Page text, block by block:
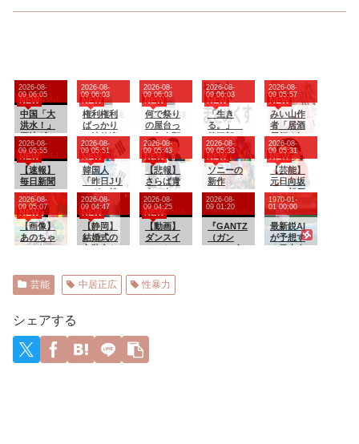
中国「大
洪水！」
三峡ダム
「決壊危
機」台風
13号「三
峡直撃確
定」日本
「最も強
い勢力で
接近！
（伊勢湾
「中国本
土でぶつ
（前代未
聞」→
NEW
2026-08-
09 06:05
権利権利
ばっかり
で法律違
反ですよ
パワハラ
パワハラ
で仕事で
きねぇ新
入社員に
メンタル
やられて
る
NEW
2026-08-
09 06:03
何で祭り
の屋台っ
て魚介類
ないの？
NEW
2026-08-
09 06:03
「生き
る。」
第三部＜
宇宙激震
編＞ 第
４０１話
NEW
2026-08-
09 06:03
みい山作
者「居酒
屋行く奴
はバカ。
ホストの
初回なら
居酒屋よ
り安く飲
めてイケ
メンにチ
ヤホヤさ
れる」
NEW
2026-08-
09 05:57
【速報】
毎日新聞
のベテラ
ン記者を
逮捕 包
丁で夫を
脅した容
NEW
2026-08-
09 05:55
韓国人
「昨日Jリ
ーグで韓
国人選手
絶対やっ
てはいけ
ないプレ
NEW
2026-08-
09 05:51
【悲報】
さらば青
春の光さ
ん、ひょ
うろくさ
んを廃墟
に放置し
NEW
2026-08-
09 05:43
ソニーの
新作
MARVEL
Tōkonが
発売され
たけどど
うなん？
NEW
2026-08-
09 05:33
【芸能】
元日向坂
46・松田
好花、食
中毒で
「腹痛と
おう吐と
NEW
2026-08-
09 05:31
【画像】
あのちゃ
NEW
2026-08-
09 05:07
【静岡】
結婚式の
「何度も
何度も追
理解でき
ない」東
名高速で
NEW
2026-08-
09 04:47
【動画】
ダンスイ
リするハ
プニング
NEW
2026-08-
09 04:25
『GANTZ
（ガン
2026-08-
09 01:20
最新鋭AI
が予想す
1970-01-
01 00:00
芸能 中居正広 性暴力
シェアする